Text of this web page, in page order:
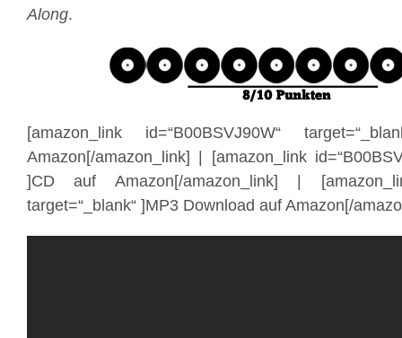
Along.
[amazon_link id=“B00BSVJ90W“
Amazon[/amazon_link] | [amazon_link
]CD auf Amazon[/amazon_link] |
target=“_blank“ ]MP3 Download auf Amazon[/